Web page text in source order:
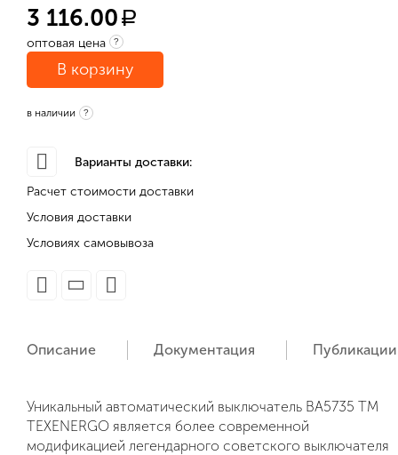
3 116.00 a
оптовая цена ?
В корзину
в наличии ?
Варианты доставки:
Расчет стоимости доставки
Условия доставки
Условиях самовывоза
Описание Документация Публикации
Уникальный автоматический выключатель ВА5735 ТМ
TEXENERGO является более современной
модификацией легендарного советского выключателя